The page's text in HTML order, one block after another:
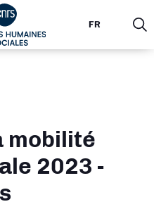
FR
mobilité
2023 -